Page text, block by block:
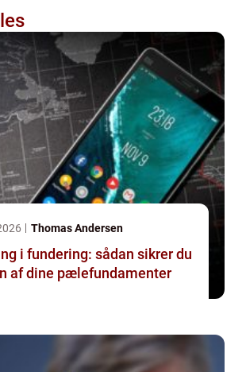
Thomas Andersen
i fundering: sådan sikrer du
af dine pælefundamenter